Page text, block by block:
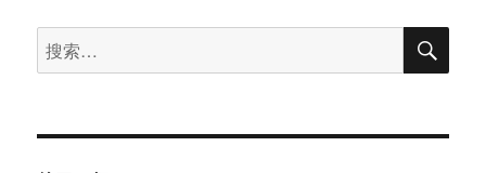
国
业
搜
索：
搜